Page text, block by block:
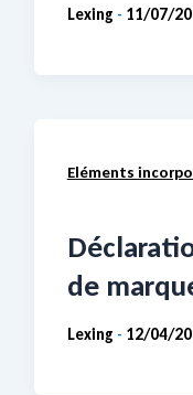
Lexing - 11/07/
Eléments
de
Lexing - 12/04/